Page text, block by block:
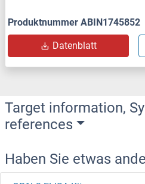
Produktnummer ABIN1745852
Datenblatt
Target information,
references
Haben Sie etwas